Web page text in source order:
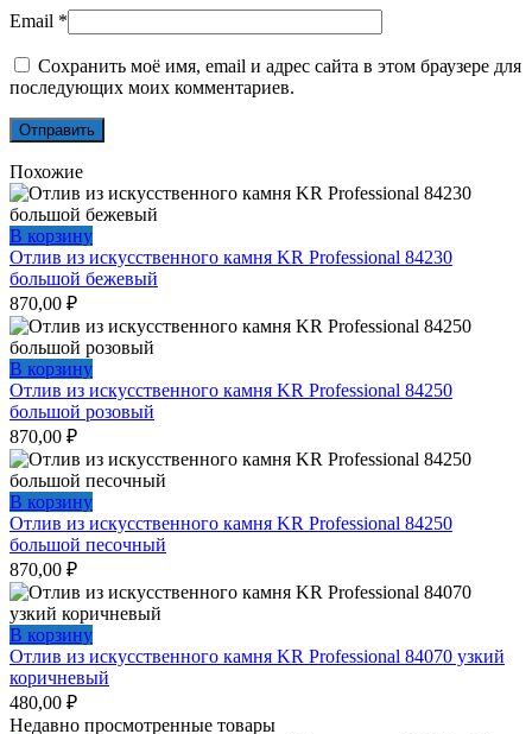
Email *
Сохранить моё имя, email и адрес сайта в этом браузере для
последующих моих комментариев.
Похожие
В корзину
Отлив из искусственного камня KR Professional 84230
большой бежевый
870,00 ₽
В корзину
Отлив из искусственного камня KR Professional 84250
большой розовый
870,00 ₽
В корзину
Отлив из искусственного камня KR Professional 84250
большой песочный
870,00 ₽
В корзину
Отлив из искусственного камня KR Professional 84070 узкий
коричневый
480,00 ₽
Недавно просмотренные товары